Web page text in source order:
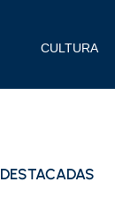
CULTURA
DESTACADAS